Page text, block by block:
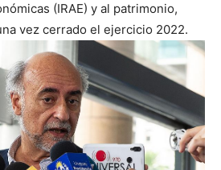
(IRAE) y al patrimonio,
vez cerrado el ejercicio 2022.